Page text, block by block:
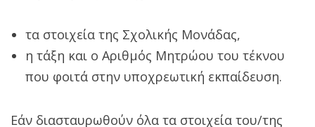
τα στοιχεία της Σχολικής Μονάδας,
η τάξη και ο Αριθμός Μητρώου του τέκνου
που φοιτά στην υποχρεωτική εκπαίδευση.
Εάν διασταυρωθούν όλα τα στοιχεία του/της